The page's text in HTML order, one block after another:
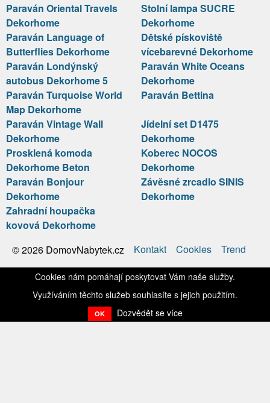
Paraván Oriental Travels
Dekorhome
Stolní lampa SUCRE
Dekorhome
Paraván Language of
Butterflies Dekorhome
Dětské pískoviště
vícebarevné Dekorhome
Paraván Londýnský
autobus Dekorhome 5
Paraván White Oceans
Dekorhome
Paraván Turquoise World
Map Dekorhome
Paraván Bettina
Paraván Vintage Wall
Dekorhome
Jídelní set D1475
Dekorhome
Prosklená komoda
Dekorhome Beton
Koberec NOCOS
Dekorhome
Paraván Bonjour
Dekorhome
Závěsné zrcadlo SINIS
Dekorhome
Zahradní houpačka
kovová Dekorhome
© 2026 DomovNabytek.cz
Kontakt Cookies Trend
Cookies nám pomáhají poskytovat Vám naše služby.
Využíváním těchto služeb souhlasíte s jejich použitím.
OK Dozvědět se více